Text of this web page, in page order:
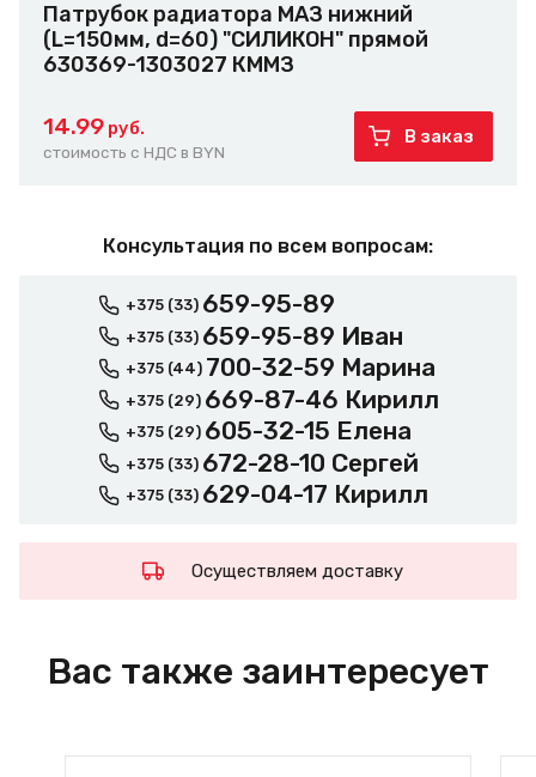
Патрубок радиатора МАЗ нижний
(L=150мм, d=60) "СИЛИКОН" прямой
630369-1303027 КММЗ
14.99 руб.
стоимость с НДС в BYN
В заказ
Консультация по всем вопросам:
+375 (33) 659-95-89
+375 (33) 659-95-89 Иван
+375 (44) 700-32-59 Марина
+375 (29) 669-87-46 Кирилл
+375 (29) 605-32-15 Елена
+375 (33) 672-28-10 Сергей
+375 (33) 629-04-17 Кирилл
Осуществляем доставку
Вас также заинтересует